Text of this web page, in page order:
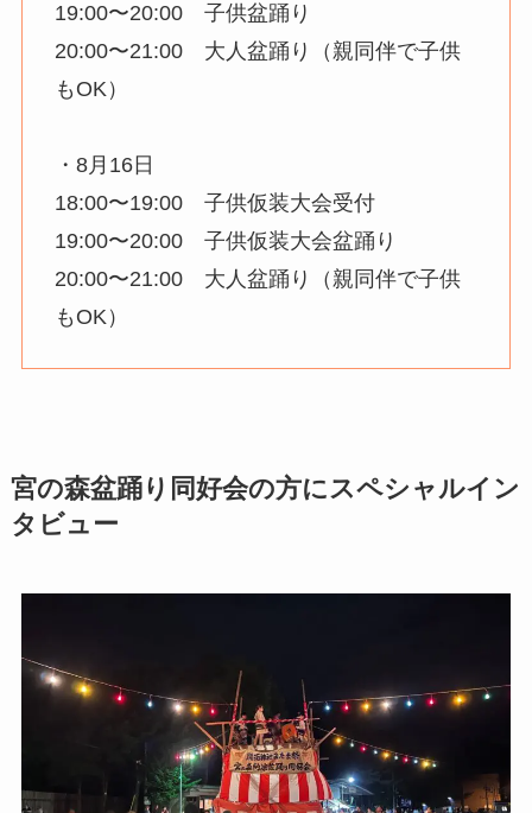
19:00〜20:00 子供盆踊り
20:00〜21:00 大人盆踊り（親同伴で子供
もOK）
・8月16日
18:00〜19:00 子供仮装大会受付
19:00〜20:00 子供仮装大会盆踊り
20:00〜21:00 大人盆踊り（親同伴で子供
もOK）
宮の森盆踊り同好会の方にスペシャルイン
タビュー